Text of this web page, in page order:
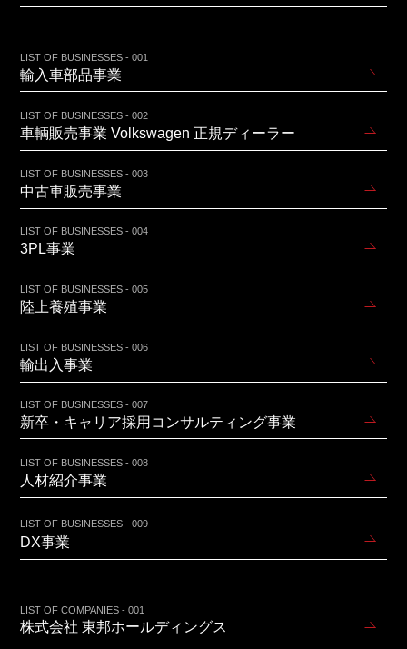
LIST OF BUSINESSES - 001
輸入車部品事業
LIST OF BUSINESSES - 002
車輌販売事業 Volkswagen 正規ディーラー
LIST OF BUSINESSES - 003
中古車販売事業
LIST OF BUSINESSES - 004
3PL事業
LIST OF BUSINESSES - 005
陸上養殖事業
LIST OF BUSINESSES - 006
輸出入事業
LIST OF BUSINESSES - 007
新卒・キャリア採用コンサルティング事業
LIST OF BUSINESSES - 008
人材紹介事業
LIST OF BUSINESSES - 009
DX事業
LIST OF COMPANIES - 001
株式会社 東邦ホールディングス